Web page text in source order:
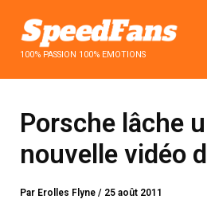
contenu100% PASSION 100% EMOTIONS
Porsche lâche
nouvelle vidéo
Par Erolles Flyne/ 25 août 2011